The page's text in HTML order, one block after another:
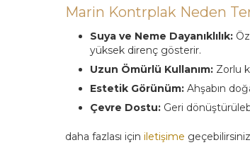
Marin Kontrplak Neden
Suya ve Neme Dayanıklılık:
yüksek direnç gösterir.
Uzun Ömürlü Kullanım: Zorlu
Estetik Görünüm: Ahşabın
Çevre Dostu: Geri
daha fazlası için iletişime